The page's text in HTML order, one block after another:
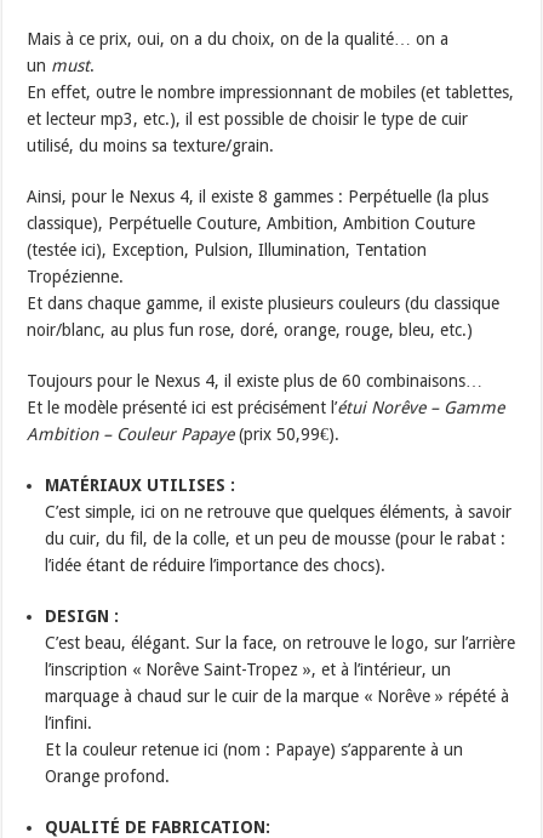
Mais à ce prix, oui, on a du choix, on de la qualité… on a
un must.
En effet, outre le nombre impressionnant de mobiles (et tablettes,
et lecteur mp3, etc.), il est possible de choisir le type de cuir
utilisé, du moins sa texture/grain.
Ainsi, pour le Nexus 4, il existe 8 gammes : Perpétuelle (la plus
classique), Perpétuelle Couture, Ambition, Ambition Couture
(testée ici), Exception, Pulsion, Illumination, Tentation
Tropézienne.
Et dans chaque gamme, il existe plusieurs couleurs (du classique
noir/blanc, au plus fun rose, doré, orange, rouge, bleu, etc.)
Toujours pour le Nexus 4, il existe plus de 60 combinaisons…
Et le modèle présenté ici est précisément l’étui Norêve – Gamme
Ambition – Couleur Papaye(prix 50,99€).
MATÉRIAUX UTILISES :
C’est simple, ici on ne retrouve que quelques éléments, à savoir
du cuir, du fil, de la colle, et un peu de mousse (pour le rabat :
l’idée étant de réduire l’importance des chocs).
DESIGN :
C’est beau, élégant. Sur la face, on retrouve le logo, sur l’arrière
l’inscription « Norêve Saint-Tropez », et à l’intérieur, un
marquage à chaud sur le cuir de la marque « Norêve » répété à
l’infini.
Et la couleur retenue ici (nom : Papaye) s’apparente à un
Orange profond.
QUALITÉ DE FABRICATION: